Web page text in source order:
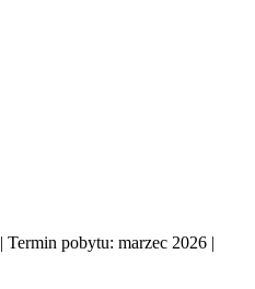
| Termin pobytu: marzec 2026 |